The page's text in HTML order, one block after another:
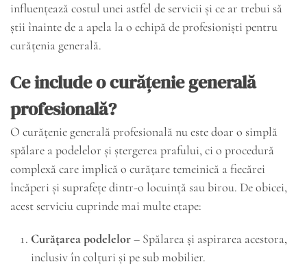
influențează costul unei astfel de servicii și ce ar trebui să
știi înainte de a apela la o echipă de profesioniști pentru
curățenia generală.
Ce include o curățenie generală
profesională?
O curățenie generală profesională nu este doar o simplă
spălare a podelelor și ștergerea prafului, ci o procedură
complexă care implică o curățare temeinică a fiecărei
încăperi și suprafețe dintr-o locuință sau birou. De obicei,
acest serviciu cuprinde mai multe etape:
Curățarea podelelor– Spălarea și aspirarea acestora,
inclusiv în colțuri și pe sub mobilier.